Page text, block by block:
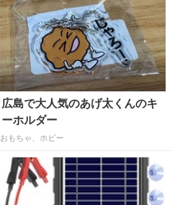
広島で大人気のあげ太くんのキ
ーホルダー
おもちゃ、ホビー